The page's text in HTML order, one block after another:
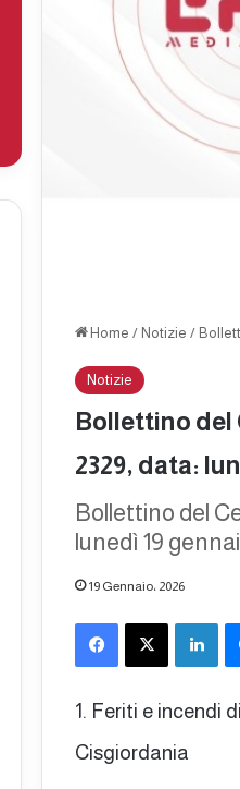
Home / Notizie /
Notizie
Bollettino del
2329, data:
Bollettino del
lunedì 19
19 Gennaio، 2026
Facebook X LinkedIn
1. Feriti e incendi
Cisgiordania